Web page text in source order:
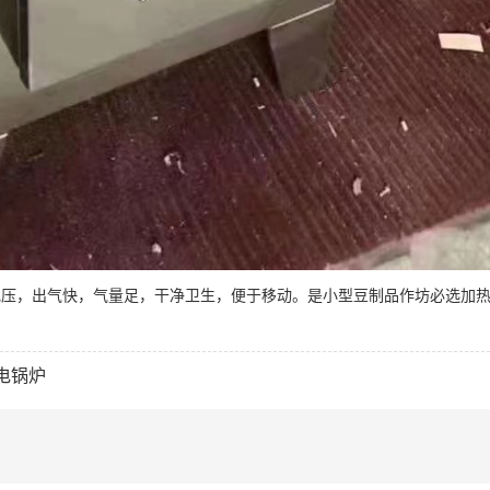
出气快，气量足，干净卫生，便于移动。是小型豆制品作坊必选加
锅炉